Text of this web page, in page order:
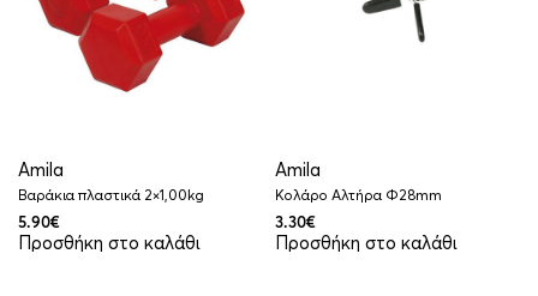
Amila
Βαράκια πλαστικά 2×1,00kg
5.90€
Προσθήκη στο καλάθι
Amila
Κολάρο Αλτήρα Φ28mm
3.30€
Προσθήκη στο καλάθι